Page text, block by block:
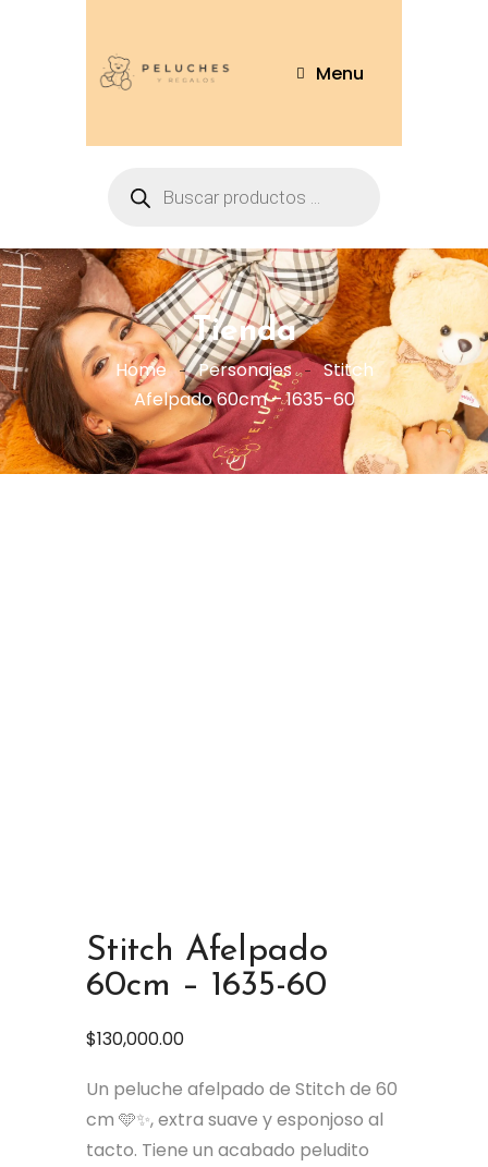
Menu
Tienda
Home Personajes
Stitch
Afelpado 60cm – 1635-60
Stitch Afelpado
60cm – 1635-60
$130,000.00
Un peluche afelpado de Stitch de 60
cm 🩵✨, extra suave y esponjoso al
tacto. Tiene un acabado peludito